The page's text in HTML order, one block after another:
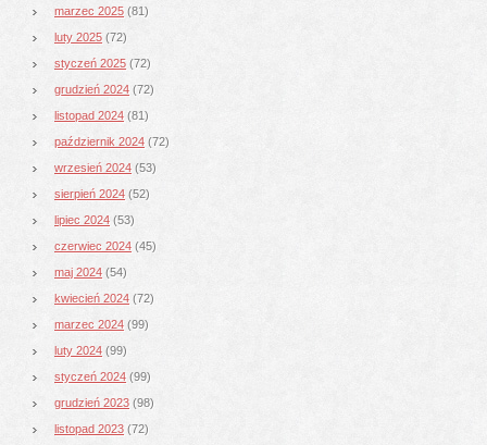
marzec 2025 (81)
luty 2025 (72)
styczeń 2025 (72)
grudzień 2024 (72)
listopad 2024 (81)
październik 2024 (72)
wrzesień 2024 (53)
sierpień 2024 (52)
lipiec 2024 (53)
czerwiec 2024 (45)
maj 2024 (54)
kwiecień 2024 (72)
marzec 2024 (99)
luty 2024 (99)
styczeń 2024 (99)
grudzień 2023 (98)
listopad 2023 (72)